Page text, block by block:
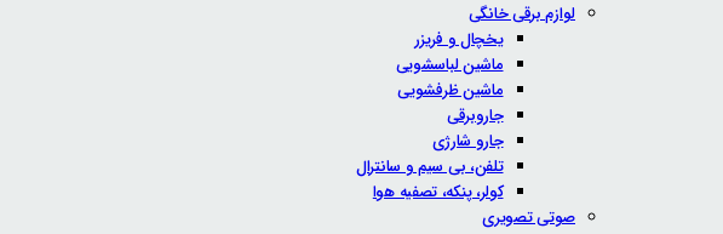
لوازم برقی خانگی
یخچال و فریزر
ماشین لباسشویی
ماشین ظرفشویی
جاروبرقی
جارو شارژی
تلفن، بی سیم و سانترال
کولر، پنکه، تصفیه هوا
صوتی تصویری